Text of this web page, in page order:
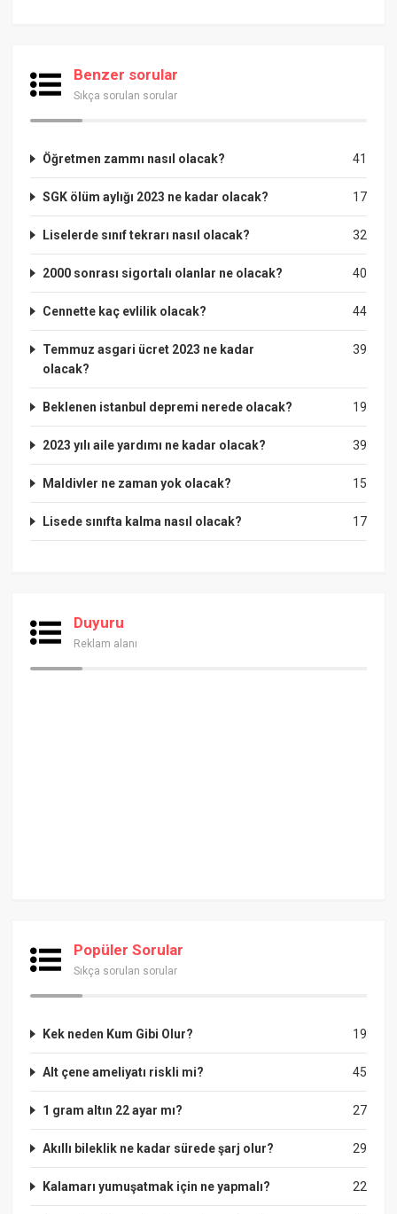
Benzer sorular
Sıkça sorulan sorular
41
Öğretmen zammı nasıl olacak?
17
SGK ölüm aylığı 2023 ne kadar olacak?
32
Liselerde sınıf tekrarı nasıl olacak?
40
2000 sonrası sigortalı olanlar ne olacak?
44
Cennette kaç evlilik olacak?
39
Temmuz asgari ücret 2023 ne kadar
olacak?
19
Beklenen istanbul depremi nerede olacak?
39
2023 yılı aile yardımı ne kadar olacak?
15
Maldivler ne zaman yok olacak?
17
Lisede sınıfta kalma nasıl olacak?
Duyuru
Reklam alanı
Popüler Sorular
Sıkça sorulan sorular
19
Kek neden Kum Gibi Olur?
45
Alt çene ameliyatı riskli mi?
27
1 gram altın 22 ayar mı?
29
Akıllı bileklik ne kadar sürede şarj olur?
22
Kalamarı yumuşatmak için ne yapmalı?